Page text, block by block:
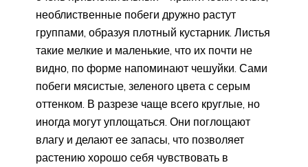
необлиственные побеги дружно растут
группами, образуя плотный кустарник. Листья
такие мелкие и маленькие, что их почти не
видно, по форме напоминают чешуйки. Сами
побеги мясистые, зеленого цвета с серым
оттенком. В разрезе чаще всего круглые, но
иногда могут уплощаться. Они поглощают
влагу и делают ее запасы, что позволяет
растению хорошо себя чувствовать в